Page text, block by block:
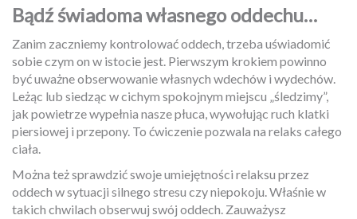
Bądź świadoma własnego oddechu…
Zanim zaczniemy kontrolować oddech, trzeba uświadomić
sobie czym on w istocie jest. Pierwszym krokiem powinno
być uważne obserwowanie własnych wdechów i wydechów.
Leżąc lub siedząc w cichym spokojnym miejscu „śledzimy”,
jak powietrze wypełnia nasze płuca, wywołując ruch klatki
piersiowej i przepony. To ćwiczenie pozwala na relaks całego
ciała.
Można też sprawdzić swoje umiejętności relaksu przez
oddech w sytuacji silnego stresu czy niepokoju. Właśnie w
takich chwilach obserwuj swój oddech. Zauważysz